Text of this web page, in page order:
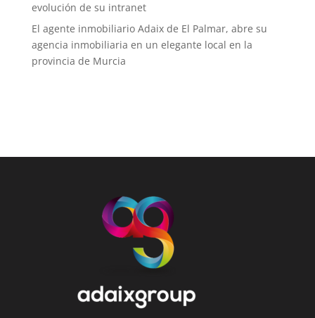
evolución de su intranet
El agente inmobiliario Adaix de El Palmar, abre su
agencia inmobiliaria en un elegante local en la
provincia de Murcia